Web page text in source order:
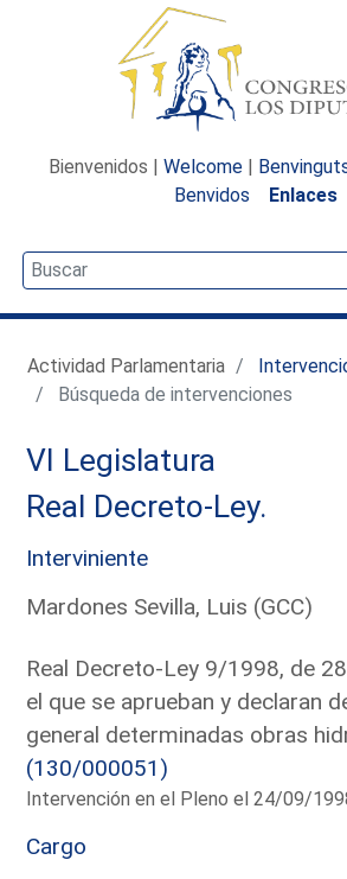
Bienvenidos | Welcome |
Benvidos
Enlaces
Actividad Parlamentaria
Búsqueda de intervenciones
VI Legislatura
Real Decreto-Ley.
Interviniente
Mardones Sevilla, Luis (GCC)
Real Decreto-Ley 9/1998, de
el que se aprueban y declaran
general determinadas obras
(130/000051)
Intervención en el Pleno el 24/09/
Cargo